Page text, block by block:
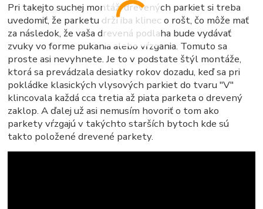
Pri takejto suchej montáži drevených parkiet si treba
uvedomiť, že parketu drží iba klinec o rošt, čo môže mať
za následok, že vaša drevená podlaha bude vydávať
zvuky vo forme pukania alebo vŕzgania. Tomuto sa
proste asi nevyhnete. Je to v podstate štýl montáže,
ktorá sa prevádzala desiatky rokov dozadu, keď sa pri
pokládke klasických vlysových parkiet do tvaru "V"
klincovala každá cca tretia až piata parketa o drevený
zaklop. A ďalej už asi nemusím hovoriť o tom ako
parkety vŕzgajú v takýchto starších bytoch kde sú
takto položené drevené parkety.